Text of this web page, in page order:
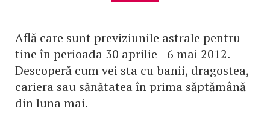
Află care sunt previziunile astrale pentru
tine în perioada 30 aprilie - 6 mai 2012.
Descoperă cum vei sta cu banii, dragostea,
cariera sau sănătatea în prima săptămână
din luna mai.